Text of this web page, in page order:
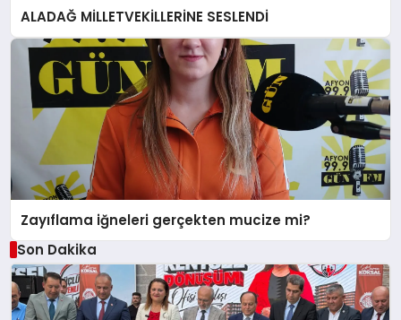
ALADAĞ MİLLETVEKİLLERİNE SESLENDİ
Zayıflama iğneleri gerçekten mucize mi?
Son Dakika